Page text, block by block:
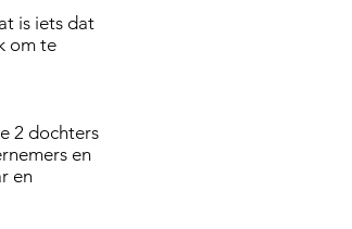
is iets dat
om te
2 dochters
en
en